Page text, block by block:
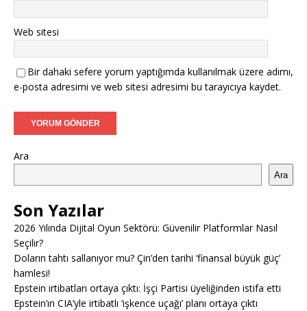
Web sitesi
Bir dahaki sefere yorum yaptığımda kullanılmak üzere adımı,
e-posta adresimi ve web sitesi adresimi bu tarayıcıya kaydet.
Ara
Ara
Son Yazılar
2026 Yılında Dijital Oyun Sektörü: Güvenilir Platformlar Nasıl
Seçilir?
Doların tahtı sallanıyor mu? Çin’den tarihi ‘finansal büyük güç’
hamlesi!
Epstein irtibatları ortaya çıktı: İşçi Partisi üyeliğinden istifa etti
Epstein’ın CIA’yle irtibatlı ‘işkence uçağı’ planı ortaya çıktı